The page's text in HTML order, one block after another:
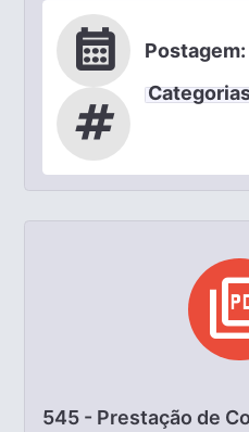
calendar_month Postagem:
tag
545 - Prestação de